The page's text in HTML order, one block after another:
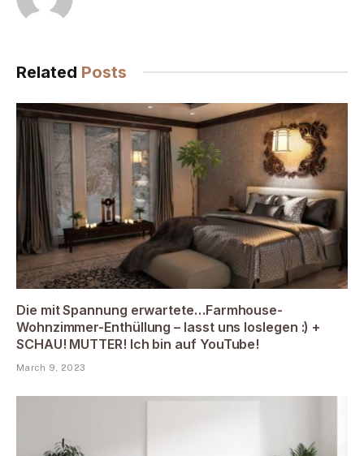
Related Posts
Die mit Spannung erwartete…Farmhouse-
Wohnzimmer-Enthüllung – lasst uns loslegen :) +
SCHAU! MUTTER! Ich bin auf YouTube!
March 9, 2023